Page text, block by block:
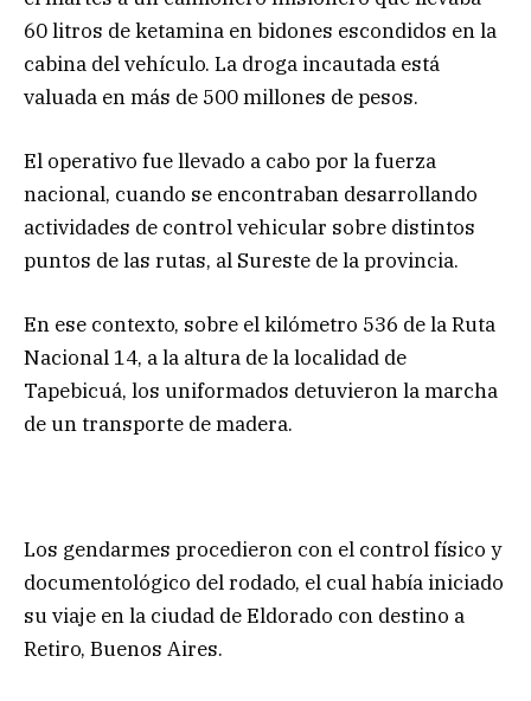
60 litros de ketamina en bidones escondidos en la
cabina del vehículo. La droga incautada está
valuada en más de 500 millones de pesos.
El operativo fue llevado a cabo por la fuerza
nacional, cuando se encontraban desarrollando
actividades de control vehicular sobre distintos
puntos de las rutas, al Sureste de la provincia.
En ese contexto, sobre el kilómetro 536 de la Ruta
Nacional 14, a la altura de la localidad de
Tapebicuá, los uniformados detuvieron la marcha
de un transporte de madera.
Los gendarmes procedieron con el control físico y
documentológico del rodado, el cual había iniciado
su viaje en la ciudad de Eldorado con destino a
Retiro, Buenos Aires.